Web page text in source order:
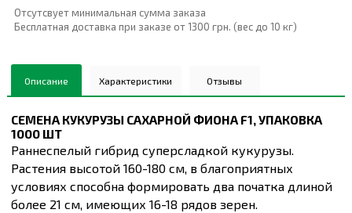
Отсутсвует минимальная сумма заказа
Бесплатная доставка при заказе от 1300 грн. (вес до 10 кг)
Описание Характеристики Отзывы
СЕМЕНА КУКУРУЗЫ САХАРНОЙ ФИОНА F1, УПАКОВКА
1000 ШТ
Раннеспелый гибрид суперсладкой кукурузы.
Растения высотой 160-180 см, в благоприятных
условиях способна формировать два початка длиной
более 21 см, имеющих 16-18 рядов зерен.